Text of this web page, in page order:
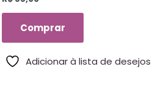
Comprar
Adicionar à lista de desejos